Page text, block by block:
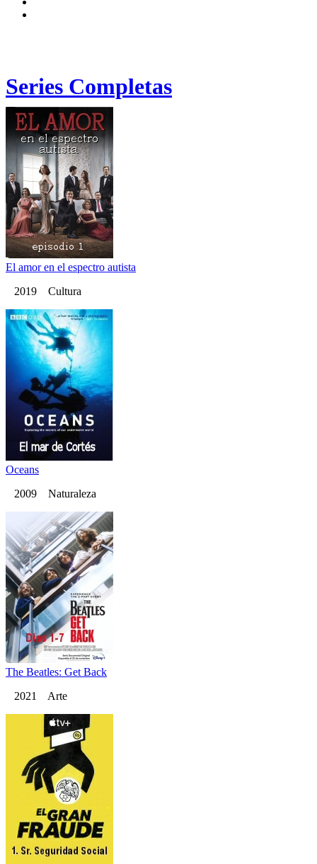
Series Completas
El amor en el espectro autista
2019 Cultura
Oceans
2009 Naturaleza
The Beatles: Get Back
2021 Arte